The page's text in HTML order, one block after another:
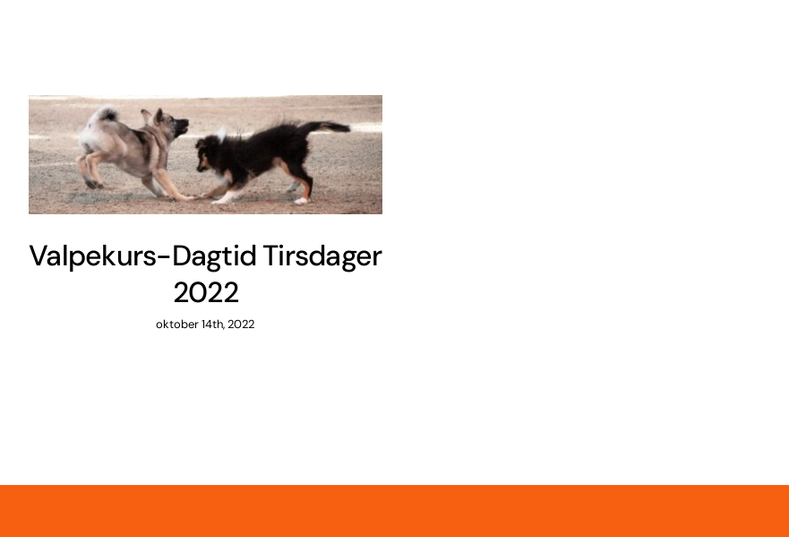
Valpekurs-Dagtid Tirsdager
2022
oktober 14th, 2022